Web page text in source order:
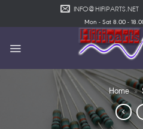
INFO@HIFIPARTS.NET
Mon - Sat 8.00 -
Home »